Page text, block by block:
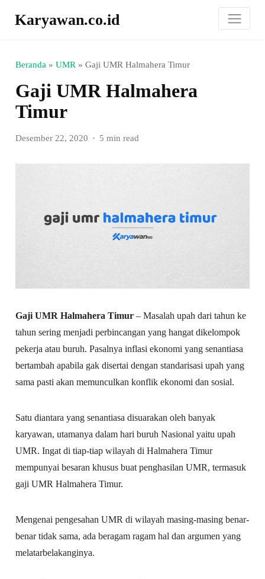
Karyawan.co.id
Beranda »UMR »Gaji UMR Halmahera Timur
Gaji UMR Halmahera
Timur
Desember 22, 2020 5 min read
Gaji UMR Halmahera Timur – Masalah upah dari tahun ke
tahun sering menjadi perbincangan yang hangat dikelompok
pekerja atau buruh. Pasalnya inflasi ekonomi yang senantiasa
bertambah apabila gak disertai dengan standarisasi upah yang
sama pasti akan memunculkan konflik ekonomi dan sosial.
Satu diantara yang senantiasa disuarakan oleh banyak
karyawan, utamanya dalam hari buruh Nasional yaitu upah
UMR. Ingat di tiap-tiap wilayah di Halmahera Timur
mempunyai besaran khusus buat penghasilan UMR, termasuk
gaji UMR Halmahera Timur.
Mengenai pengesahan UMR di wilayah masing-masing benar-
benar tidak sama, ada beragam ragam hal dan argumen yang
melatarbelakanginya.